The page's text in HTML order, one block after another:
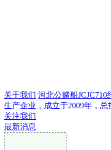
关于我们 河北公赌船
生产企业，成立于2009年，总
关注我们
最新消息